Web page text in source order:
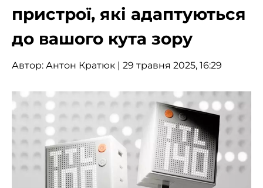
пристрої, які адаптуються
до вашого кута зору
Автор: Антон Кратюк | 29 травня 2025, 16:29